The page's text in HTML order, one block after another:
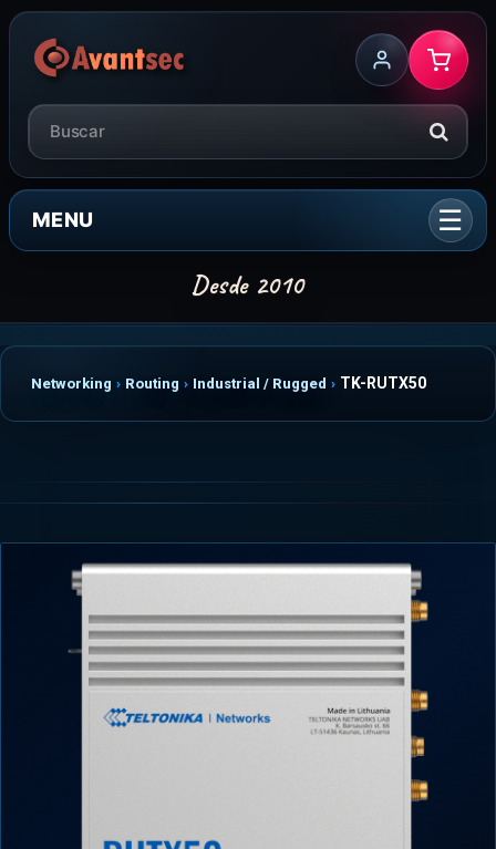
MENU
Networking Routing Industrial / Rugged TK-RUTX50